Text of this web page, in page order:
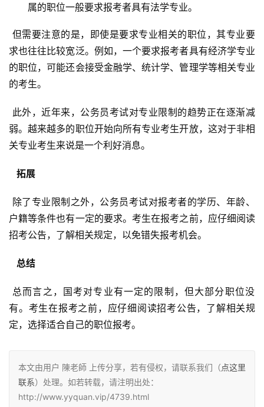
属的职位一般要求报考者具有法学专业。
求也往往比较宽泛。例如，一个要求报考者具有经济学专业
的职位，可能还会接受金融学、统计学、管理学等相关专业
的考生。
弱。越来越多的职位开始向所有专业考生开放，这对于非相
关专业考生来说是一个利好消息。
  拓展
户籍等条件也有一定的要求。考生在报考之前，应仔细阅读
招考公告，了解相关规定，以免错失报考机会。
  总结
有。考生在报考之前，应仔细阅读招考公告，了解相关规
定，选择适合自己的职位报考。
本文由用户 陳老師 上传分享，若有侵权，请联系我们（点这里
联系）处理。如若转载，请注明出处：
http://www.yyquan.vip/4739.html